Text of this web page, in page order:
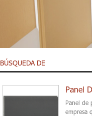
BÚSQUEDA DE
Panel
Panel de
empresa